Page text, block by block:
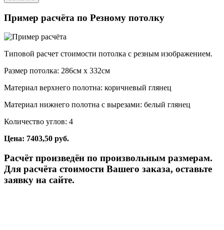
Пример расчёта по Резному потолку
Типовой расчет стоимости потолка с резным изображением.
Размер потолка: 286см x 332см
Материал верхнего полотна: коричневый глянец
Материал нижнего полотна с вырезами: белый глянец
Количество углов: 4
Цена: 7403,50 руб.
Расчёт произведён по произвольным размерам.
Для расчёта стоимости Вашего заказа, оставьте
заявку на сайте.